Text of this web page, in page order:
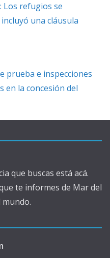
Los refugios se
una cláusula
prueba e inspecciones
la concesión del
que buscas está acá.
te informes de Mar del
mundo.